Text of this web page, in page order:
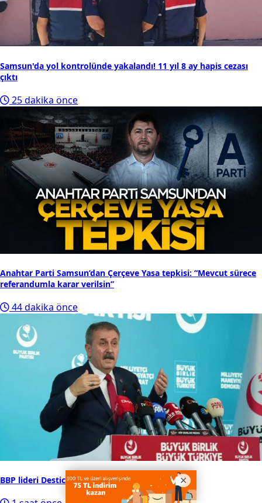
Samsun'da yol kontrolünde yakalandı! 11 yıl 8 ay hapis cezası
çıktı
25 dakika önce
Anahtar Parti Samsun’dan Çerçeve Yasa tepkisi: “Mevcut sürece
referandumla karar verilsin”
44 dakika önce
BBP lideri Destici'den Çerçeve Yasa açıklaması!